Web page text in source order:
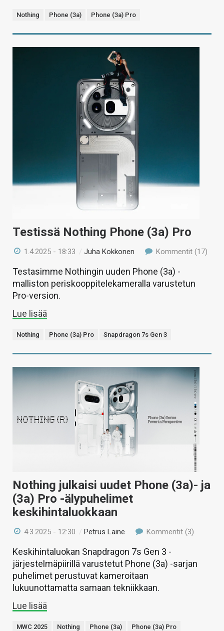
Nothing Phone (3a) Phone (3a) Pro
Testissä Nothing Phone (3a) Pro
1.4.2025 - 18:33 /Juha Kokkonen Kommentit (17)
Testasimme Nothingin uuden Phone (3a) -
malliston periskooppitelekameralla varustetun
Pro-version.
Lue lisää
Nothing Phone (3a) Pro Snapdragon 7s Gen 3
Nothing julkaisi uudet Phone (3a)- ja
(3a) Pro -älypuhelimet
keskihintaluokkaan
4.3.2025 - 12:30 /Petrus Laine Kommentit (3)
Keskihintaluokan Snapdragon 7s Gen 3 -
järjestelmäpiirillä varustetut Phone (3a) -sarjan
puhelimet perustuvat kameroitaan
lukuunottamatta samaan tekniikkaan.
Lue lisää
MWC 2025 Nothing Phone (3a)
Phone (3a) Pro